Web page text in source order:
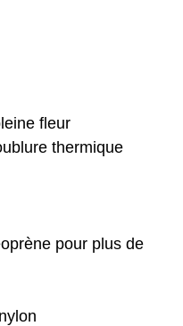
fleur
thermique
pour plus de